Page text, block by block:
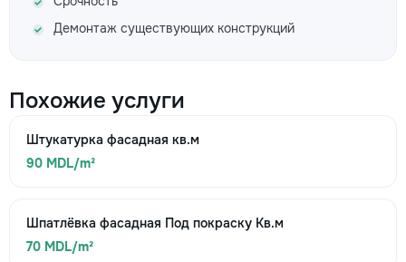
Демонтаж существующих конструкций
Похожие услуги
Штукатурка фасадная кв.м
90 MDL/m²
Шпатлёвка фасадная Под покраску Кв.м
70 MDL/m²